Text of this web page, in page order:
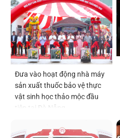
Đưa vào hoạt động nhà máy
sản xuất thuốc bảo vệ thực
vật sinh học thảo mộc đầu
tiên tại Đà Nẵng